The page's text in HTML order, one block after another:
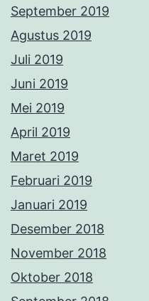
Agustus 2018
Tentang Kami
Dengan bangga